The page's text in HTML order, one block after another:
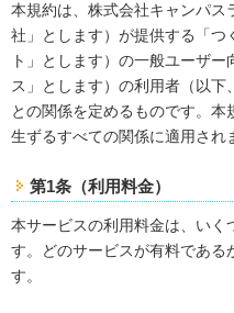
本規約は、株式会社キャンパス
社」とします）が提供する「つ
ト」とします）の一般ユーザ
ス」とします）の利用者（以
との関係を定めるものです。
生ずるすべての関係に適用され
第1条（利用料金）
本サービスの利用料金は、い
す。どのサービスが有料である
す。